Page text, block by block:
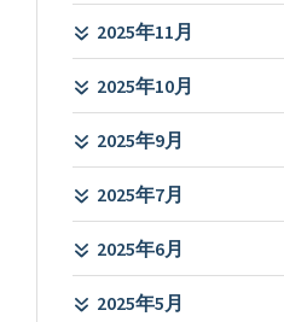
2025年11月
2025年10月
2025年9月
2025年7月
2025年6月
2025年5月